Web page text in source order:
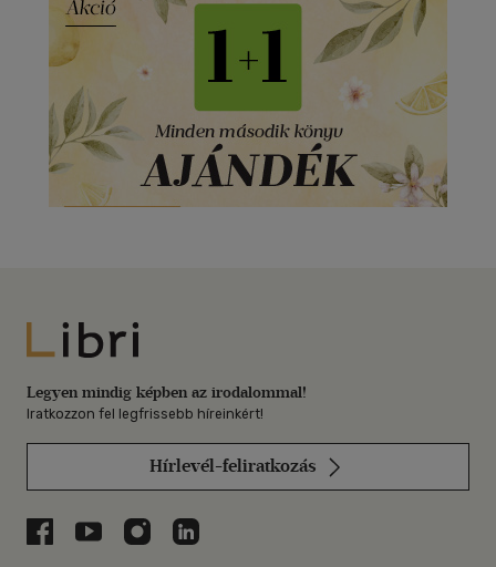
Libri
Legyen mindig képben az irodalommal!
Iratkozzon fel legfrissebb híreinkért!
Hírlevél-feliratkozás
Libri a Facebookon
Libri a Youtube-on
Libri az Instagramon
Libri a LinkedInen